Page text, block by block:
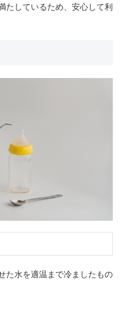
たしているため、安心して利
た水を適温まで冷ましたもの